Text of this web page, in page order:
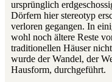
ursprünglich
Dörfern hier stereotyp
verloren gegangen. In
wohl noch ältere Reste
traditionellen Häuser
wurde der Wandel, der
Hausform, durchgeführt.